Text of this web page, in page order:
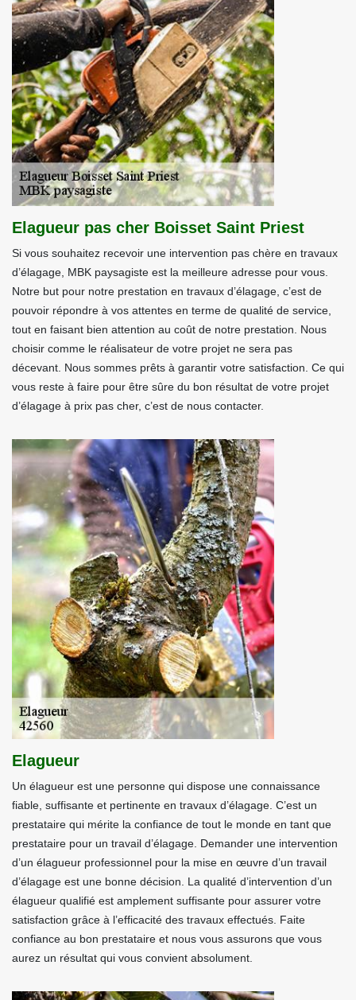
Elagueur pas cher Boisset Saint Priest
Si vous souhaitez recevoir une intervention pas chère en travaux
d’élagage, MBK paysagiste est la meilleure adresse pour vous.
Notre but pour notre prestation en travaux d’élagage, c’est de
pouvoir répondre à vos attentes en terme de qualité de service,
tout en faisant bien attention au coût de notre prestation. Nous
choisir comme le réalisateur de votre projet ne sera pas
décevant. Nous sommes prêts à garantir votre satisfaction. Ce qui
vous reste à faire pour être sûre du bon résultat de votre projet
d’élagage à prix pas cher, c’est de nous contacter.
Elagueur
Un élagueur est une personne qui dispose une connaissance
fiable, suffisante et pertinente en travaux d’élagage. C’est un
prestataire qui mérite la confiance de tout le monde en tant que
prestataire pour un travail d’élagage. Demander une intervention
d’un élagueur professionnel pour la mise en œuvre d’un travail
d’élagage est une bonne décision. La qualité d’intervention d’un
élagueur qualifié est amplement suffisante pour assurer votre
satisfaction grâce à l’efficacité des travaux effectués. Faite
confiance au bon prestataire et nous vous assurons que vous
aurez un résultat qui vous convient absolument.